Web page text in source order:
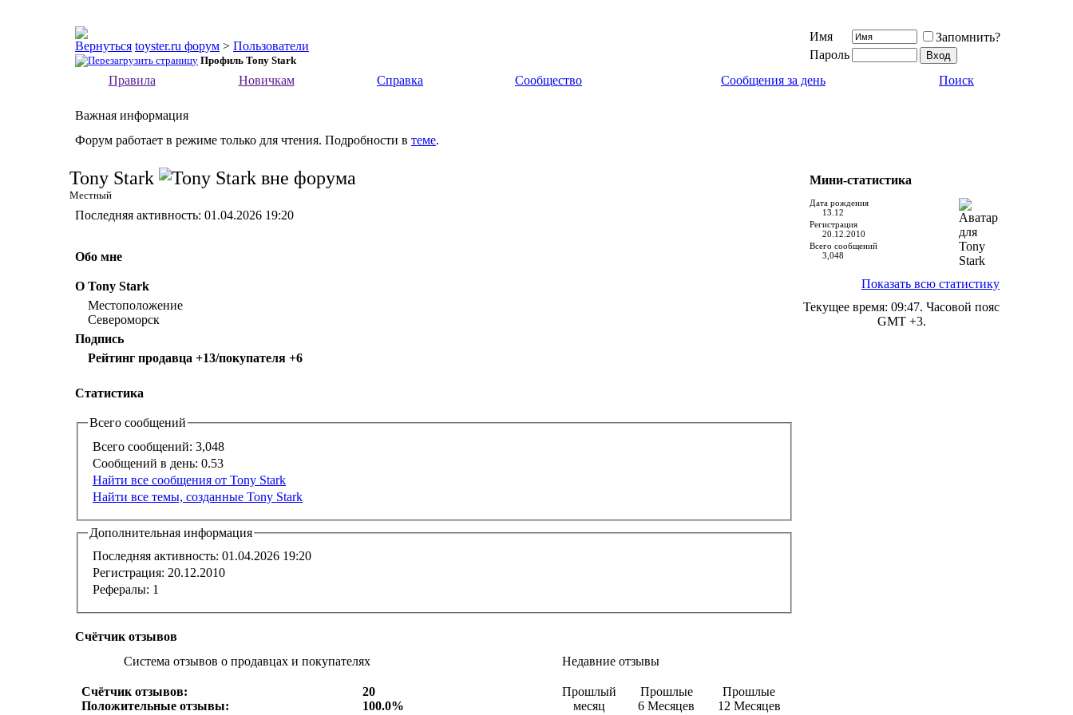
toyster.ru форум > Пользователи
Профиль Tony Stark
Имя
Запомнить?
Пароль
Правила
Новичкам Справка Сообщество Сообщения за день Поиск
Важная информация
Форум работает в режиме только для чтения. Подробности в теме.
Tony Stark
Местный
Последняя активность: 01.04.2026 19:20
Обо мне
О Tony Stark
Местоположение
Североморск
Подпись
Рейтинг продавца +13/покупателя +6
Статистика
Всего сообщений
Всего сообщений: 3,048
Сообщений в день: 0.53
Найти все сообщения от Tony Stark
Найти все темы, созданные Tony Stark
Дополнительная информация
Последняя активность: 01.04.2026 19:20
Регистрация: 20.12.2010
Рефералы: 1
Счётчик отзывов
Система отзывов о продавцах и покупателях
Недавние отзывы
Счётчик отзывов:
Положительные отзывы:
20
100.0%
Прошлый
месяц
Прошлые
6 Месяцев
Прошлые
12 Месяцев
Мини-статистика
Дата рождения
13.12
Регистрация
20.12.2010
Всего сообщений
3,048
Показать всю статистику
Текущее время: 09:47. Часовой пояс
GMT +3.